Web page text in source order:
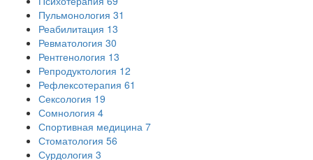
Пульмонология 31
Реабилитация 13
Ревматология 30
Рентгенология 13
Репродуктология 12
Рефлексотерапия 61
Сексология 19
Сомнология 4
Спортивная медицина 7
Стоматология 56
Сурдология 3